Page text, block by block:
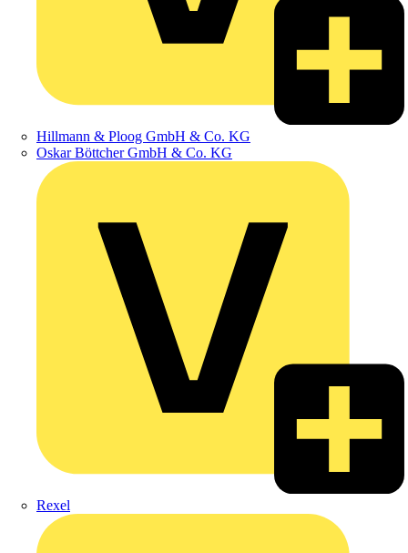
Hillmann & Ploog GmbH & Co. KG
Oskar Böttcher GmbH & Co. KG
Rexel